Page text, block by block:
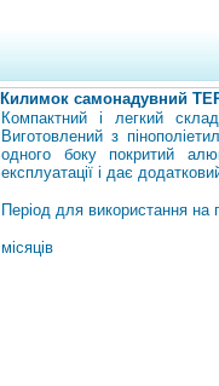
Килимок самонадувний
Компактний i легкий
Виготовлений з
одного боку покритий
експлуатації і дає
Період для використання на
місяців